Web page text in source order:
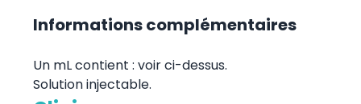
Informations complémentaires
Un mL contient : voir ci-dessus.
Solution injectable.